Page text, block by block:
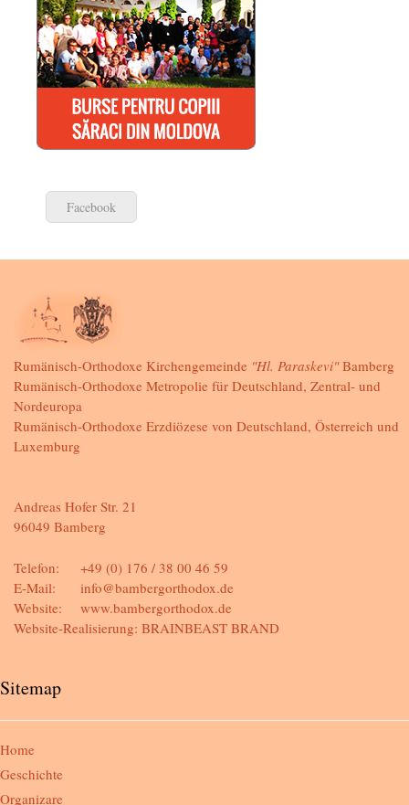
Facebook
Rumänisch-Orthodoxe Kirchengemeinde "Hl. Paraskevi"Bamberg
Rumänisch-Orthodoxe Metropolie für Deutschland, Zentral- und
Nordeuropa
Rumänisch-Orthodoxe Erzdiözese von Deutschland, Österreich und
Luxemburg
Andreas Hofer Str. 21
96049 Bamberg
Telefon:
E-Mail:
Website:
+49 (0) 176 / 38 00 46 59
info@bambergorthodox.de
www.bambergorthodox.de
Website-Realisierung: BRAINBEAST BRAND
Sitemap
Home
Geschichte
Organizare